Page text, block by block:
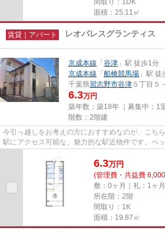
間取り：1DK
面積：25.11㎡
賃貸｜アパート レオパレスグランティス
京成本線 「 谷津 」駅 徒歩1分
京成本線 「 船橋競馬場 」駅
千葉県習志野市谷津 ５丁目５
6.3万円
築年数：築18年 ｜募集中： 1
階数：2階建
今引っ越しをお考えの方におすすめなのが、こち
駅にアクセス可能な、魅力的な駅近物件です。ペ
6.3万円
(管理費・共益費
敷：0ヶ月｜礼：1ヶ月
所在階：2階
間取り：1K
面積：19.87㎡